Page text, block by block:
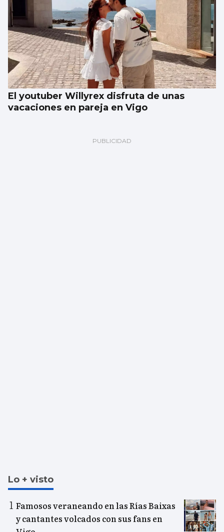
El youtuber Willyrex disfruta de unas
vacaciones en pareja en Vigo
Lo + visto
Famosos veraneando en las Rías Baixas
y cantantes volcados con sus fans en